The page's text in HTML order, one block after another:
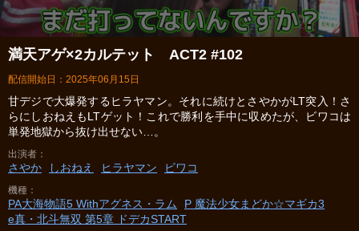
満天アゲ×2カルテット ACT2 #102
配信開始日：2025年06月15日
甘デジで大爆発するヒラヤマン。それに続けとさやかがLT突入！さ
らにしおねえもLTゲット！これで勝利を手中に収めたが、ビワコは
単発地獄から抜け出せない…。
出演者
さやか しおねえ ヒラヤマン ビワコ
機種
PA大海物語5 Withアグネス・ラム
P 魔法少女まどか☆マギカ3
e真・北斗無双 第5章 ドデカSTART